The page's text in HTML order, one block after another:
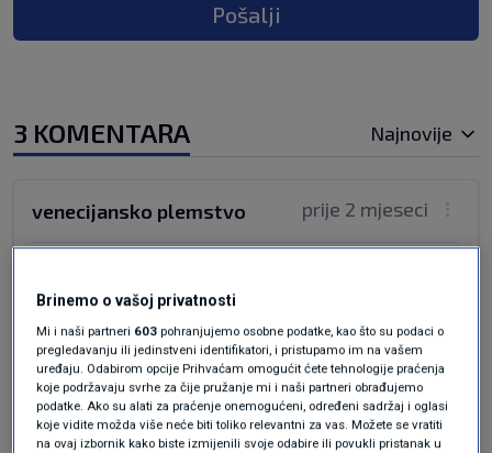
Pošalji
3 KOMENTARA Najnovije
prije 2 mjeseci
venecijansko plemstvo
Nastavno na to sada očekujem i prirodne
posljedice za neodgovornost koje će se odraziti
na privatnu tvrtku vlasnicu katamarana tako
bizarnog i morbidnog imena.
Odgovor
Brinemo o vašoj privatnosti
Mi i naši partneri 603 pohranjujemo osobne podatke, kao što su podaci o
pregledavanju ili jedinstveni identifikatori, i pristupamo im na vašem
uređaju. Odabirom opcije Prihvaćam omogućit ćete tehnologije praćenja
koje podržavaju svrhe za čije pružanje mi i naši partneri obrađujemo
podatke. Ako su alati za praćenje onemogućeni, određeni sadržaj i oglasi
koje vidite možda više neće biti toliko relevantni za vas. Možete se vratiti
na ovaj izbornik kako biste izmijenili svoje odabire ili povukli pristanak u